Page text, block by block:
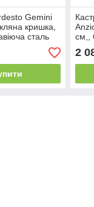
Gemini
кришка,
сталь
см,,
2